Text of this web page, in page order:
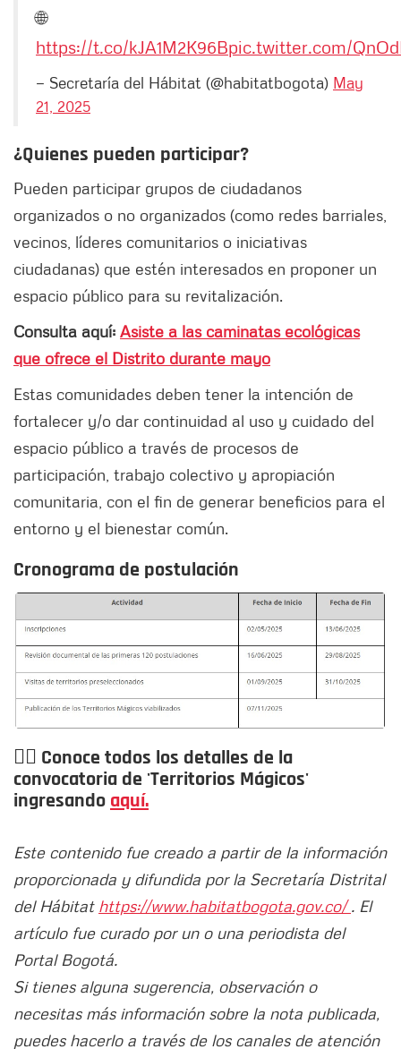
🌐
https://t.co/kJA1M2K96Bpic.twitter.com/
— Secretaría del Hábitat (@habitatbogota) May
21, 2025
¿Quienes pueden participar?
Pueden participar grupos de ciudadanos
organizados o no organizados (como redes barriales,
vecinos, líderes comunitarios o iniciativas
ciudadanas) que estén interesados en proponer un
espacio público para su revitalización.
Consulta aquí: Asiste a las caminatas ecológicas
que ofrece el Distrito durante mayo
Estas comunidades deben tener la intención de
fortalecer y/o dar continuidad al uso y cuidado del
espacio público a través de procesos de
participación, trabajo colectivo y apropiación
comunitaria, con el fin de generar beneficios para el
entorno y el bienestar común.
Cronograma de postulación
👉🏻 Conoce todos los detalles de la
convocatoria de 'Territorios Mágicos'
ingresando aquí.
Este contenido fue creado a partir de la información
proporcionada y difundida por la Secretaría Distrital
del Hábitat https://www.habitatbogota.gov.co/. El
artículo fue curado por un o una periodista del
Portal Bogotá.
Si tienes alguna sugerencia, observación o
necesitas más información sobre la nota publicada,
puedes hacerlo a través de los canales de atención